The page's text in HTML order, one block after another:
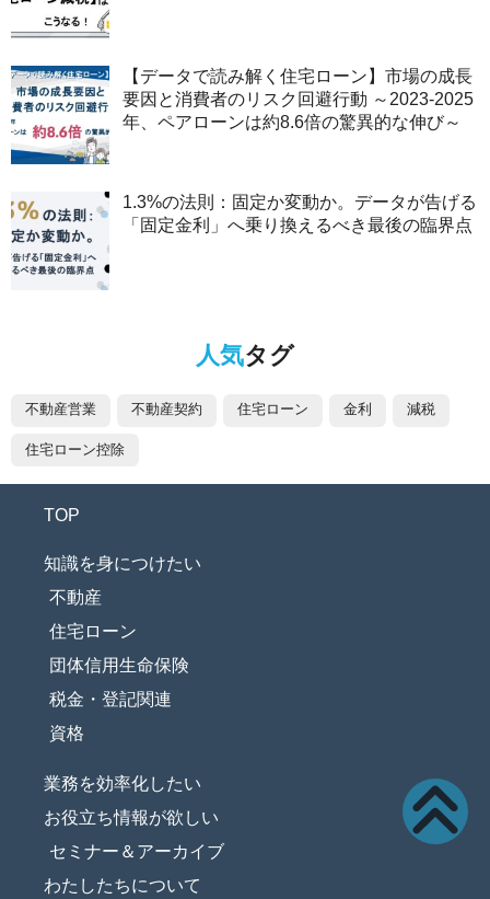
【データで読み解く住宅ローン】市場の成長
要因と消費者のリスク回避行動 ～2023-2025
年、ペアローンは約8.6倍の驚異的な伸び～
1.3%の法則：固定か変動か。データが告げる
「固定金利」へ乗り換えるべき最後の臨界点
人気タグ
不動産営業 不動産契約 住宅ローン 金利 減税
住宅ローン控除
TOP
知識を身につけたい
不動産
住宅ローン
団体信用生命保険
税金・登記関連
資格
業務を効率化したい
お役立ち情報が欲しい
セミナー＆アーカイブ
わたしたちについて